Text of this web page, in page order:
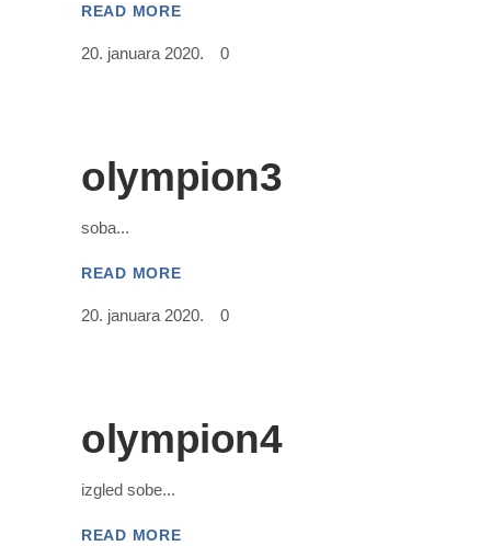
READ MORE
20. januara 2020. 0
olympion3
soba
READ MORE
20. januara 2020. 0
olympion4
izgled sobe
READ MORE